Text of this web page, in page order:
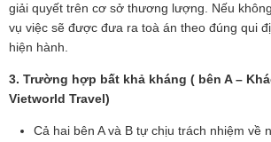
giải quyết trên cơ sở thương lượng. Nếu
vụ việc sẽ được đưa ra toà án theo đúng qui
hiện hành.
3. Trường hợp bất khả kháng ( bên A –
Vietworld Travel)
Cả hai bên A và B tự chịu trách nhiệm về